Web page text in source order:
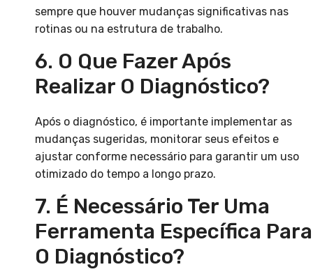
sempre que houver mudanças significativas nas
rotinas ou na estrutura de trabalho.
6. O Que Fazer Após
Realizar O Diagnóstico?
Após o diagnóstico, é importante implementar as
mudanças sugeridas, monitorar seus efeitos e
ajustar conforme necessário para garantir um uso
otimizado do tempo a longo prazo.
7. É Necessário Ter Uma
Ferramenta Específica Para
O Diagnóstico?